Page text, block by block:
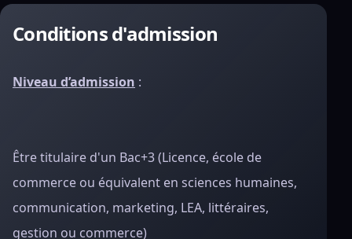
Conditions d'admission
Niveau d’admission :
Être titulaire d'un Bac+3 (Licence, école de
commerce ou équivalent en sciences humaines,
communication, marketing, LEA, littéraires,
gestion ou commerce)